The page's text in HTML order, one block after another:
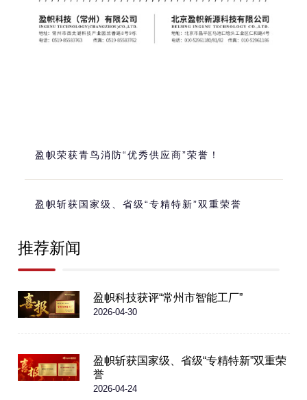
盈帜荣获青鸟消防“优秀供应商”荣誉！
盈帜斩获国家级、省级“专精特新”双重荣誉
推荐新闻
盈帜科技获评“常州市智能工厂”
2026-04-30
盈帜斩获国家级、省级“专精特新”双重荣
誉
2026-04-24